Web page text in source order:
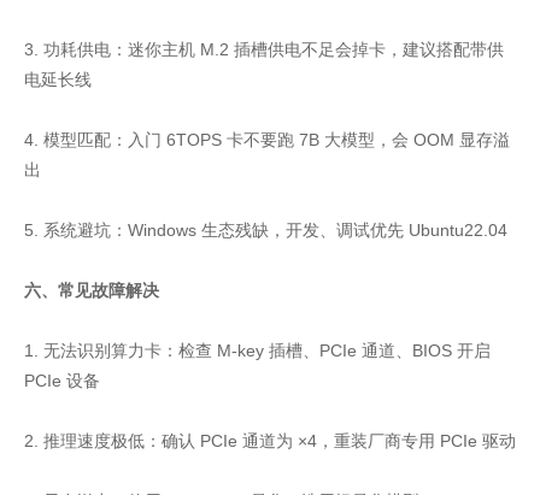
3. 功耗供电：迷你主机 M.2 插槽供电不足会掉卡，建议搭配带供
电延长线
4. 模型匹配：入门 6TOPS 卡不要跑 7B 大模型，会 OOM 显存溢
出
5. 系统避坑：Windows 生态残缺，开发、调试优先 Ubuntu22.04
六、常见故障解决
1. 无法识别算力卡：检查 M-key 插槽、PCIe 通道、BIOS 开启
PCIe 设备
2. 推理速度极低：确认 PCIe 通道为 ×4，重装厂商专用 PCIe 驱动